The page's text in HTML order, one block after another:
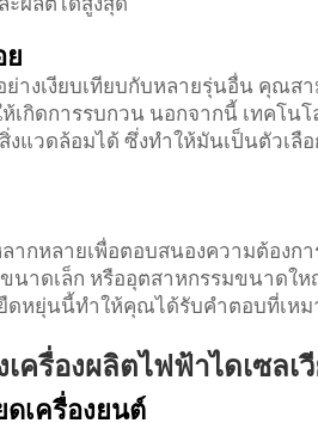
ย
ย่างเงียบเทียบกับหลายรุ่นอื่น คุณ
ห้เกิดการรบกวน นอกจากนี้ เทคโ
แวดล้อมได้ ซึ่งทําให้มันเป็นตัวเลื
ากหลายเพื่อตอบสนองความต้อง
นาดเล็ก หรืออุตสาหกรรมขนาด
ดหยุ่นนี้ทําให้คุณได้รับคําตอบที่เห
ครื่องผลิตไฟฟ้าไดเซลเ
ดเครื่องยนต์